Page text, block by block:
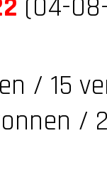
(04-
/ 15
/